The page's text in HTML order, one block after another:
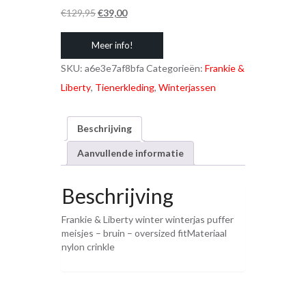
€129,95Oorspronkelijke
prijs
was:
€129,95.
€39,00Huidige
prijs
is:
€39,00.
Meer info!
SKU: a6e3e7af8bfa Categorieën: Frankie &
Liberty, Tienerkleding, Winterjassen
Beschrijving
Aanvullende informatie
Beschrijving
Frankie & Liberty winter winterjas puffer
meisjes – bruin – oversized fitMateriaal
nylon crinkle